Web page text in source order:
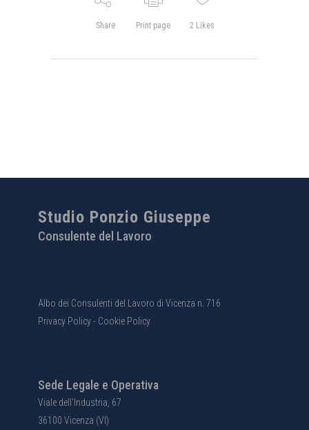
Share Print page 2 Likes
Studio Ponzio Giuseppe
Consulente del Lavoro
Albo dei Consulenti del Lavoro di Vicenza n. 716
Privacy Policy- Cookie Policy
Sede Legale e Operativa
Viale dell'Industria, 67
36100 Vicenza (VI)